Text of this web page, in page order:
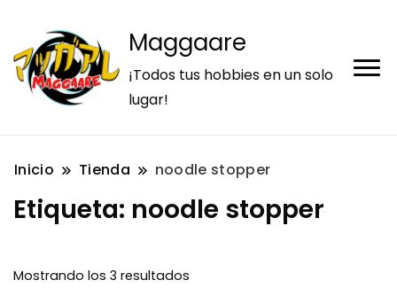
Maggaare
¡Todos tus hobbies en un solo
lugar!
Inicio Tienda noodle stopper
Etiqueta: noodle stopper
Mostrando los 3 resultados